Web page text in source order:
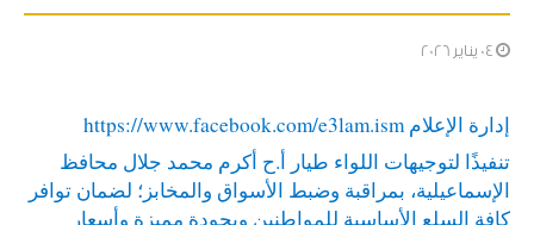
إدارة الإعلامhttps://www.facebook.com/e3lam.ism
تنفيذًا لتوجيهات اللواء طيار أ.ح أكرم محمد جلال محافظ
الإسماعيلية، بمراقبة وضبط الأسواق والمخابز؛ لضمان توافر
كافة السلع الأساسية للمواطنين وبجودة مميزة وأسعار